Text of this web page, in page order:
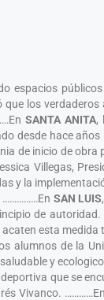
espacios
los verdaderos
SANTA ANITA,
desde hace años
de inicio de obra
Villegas,
y la
……………En SAN LUIS
de autoridad.
esta
alumnos de la
y
que se
Vivanco. …………En